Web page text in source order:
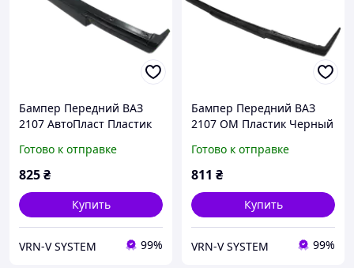
Бампер Передний ВАЗ
2107 АвтоПласт Пластик
(49883)
Готово к отправке
825₴
Купить
VRN-V SYSTEM 99%
Бампер Передний ВАЗ
2107 ОМ Пластик Черный
Готово к отправке
811 ₴
Купить
VRN-V SYSTEM 99%